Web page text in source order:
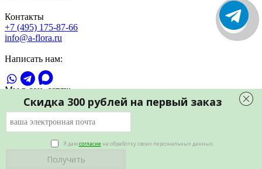
Скидка 300 рублей на первый заказ
Я даюсогласие на обработку своих персональных данных.
Контакты
+7 (495) 175-87-66
info@a-flora.ru
Написать нам:
Мы в соц. сетях: